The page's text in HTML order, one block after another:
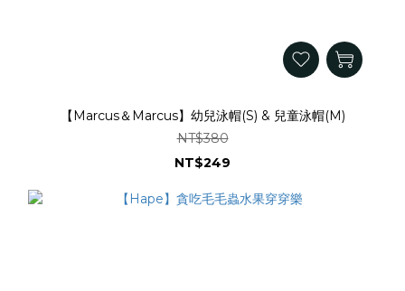
【Marcus＆Marcus】幼兒泳帽(S) & 兒童泳帽(M)
NT$380
NT$249